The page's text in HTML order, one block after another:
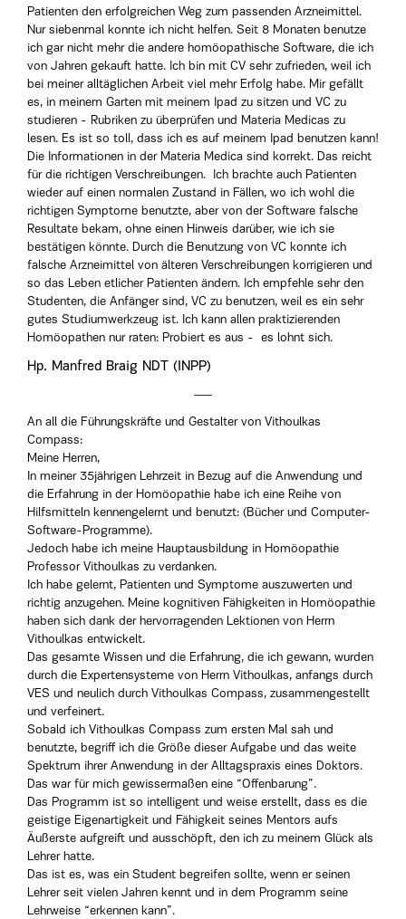
Patienten den erfolgreichen Weg zum passenden Arzneimittel.
Nur siebenmal konnte ich nicht helfen. Seit 8 Monaten benutze
ich gar nicht mehr die andere homöopathische Software, die ich
von Jahren gekauft hatte. Ich bin mit CV sehr zufrieden, weil ich
bei meiner alltäglichen Arbeit viel mehr Erfolg habe. Mir gefällt
es, in meinem Garten mit meinem Ipad zu sitzen und VC zu
studieren - Rubriken zu überprüfen und Materia Medicas zu
lesen. Es ist so toll, dass ich es auf meinem Ipad benutzen kann!
Die Informationen in der Materia Medica sind korrekt. Das reicht
für die richtigen Verschreibungen. Ich brachte auch Patienten
wieder auf einen normalen Zustand in Fällen, wo ich wohl die
richtigen Symptome benutzte, aber von der Software falsche
Resultate bekam, ohne einen Hinweis darüber, wie ich sie
bestätigen könnte. Durch die Benutzung von VC konnte ich
falsche Arzneimittel von älteren Verschreibungen korrigieren und
so das Leben etlicher Patienten ändern. Ich empfehle sehr den
Studenten, die Anfänger sind, VC zu benutzen, weil es ein sehr
gutes Studiumwerkzeug ist. Ich kann allen praktizierenden
Homöopathen nur raten: Probiert es aus - es lohnt sich.
Hp. Manfred Braig NDT (INPP)
An all die Führungskräfte und Gestalter von Vithoulkas
Compass:
Meine Herren,
In meiner 35jährigen Lehrzeit in Bezug auf die Anwendung und
die Erfahrung in der Homöopathie habe ich eine Reihe von
Hilfsmitteln kennengelernt und benutzt: (Bücher und Computer-
Software-Programme).
Jedoch habe ich meine Hauptausbildung in Homöopathie
Professor Vithoulkas zu verdanken.
Ich habe gelernt, Patienten und Symptome auszuwerten und
richtig anzugehen. Meine kognitiven Fähigkeiten in Homöopathie
haben sich dank der hervorragenden Lektionen von Herrn
Vithoulkas entwickelt.
Das gesamte Wissen und die Erfahrung, die ich gewann, wurden
durch die Expertensysteme von Herrn Vithoulkas, anfangs durch
VES und neulich durch Vithoulkas Compass, zusammengestellt
und verfeinert.
Sobald ich Vithoulkas Compass zum ersten Mal sah und
benutzte, begriff ich die Größe dieser Aufgabe und das weite
Spektrum ihrer Anwendung in der Alltagspraxis eines Doktors.
Das war für mich gewissermaßen eine “Offenbarung”.
Das Programm ist so intelligent und weise erstellt, dass es die
geistige Eigenartigkeit und Fähigkeit seines Mentors aufs
Äußerste aufgreift und ausschöpft, den ich zu meinem Glück als
Lehrer hatte.
Das ist es, was ein Student begreifen sollte, wenn er seinen
Lehrer seit vielen Jahren kennt und in dem Programm seine
Lehrweise “erkennen kann”.